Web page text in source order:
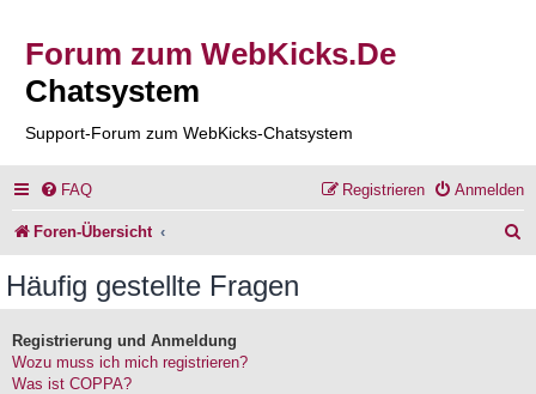
Forum zum WebKicks.De
Chatsystem
Support-Forum zum WebKicks-Chatsystem
FAQ Anmelden
Registrieren
Foren-Übersicht
Häufig gestellte Fragen
Registrierung und Anmeldung
Wozu muss ich mich registrieren?
Was ist COPPA?